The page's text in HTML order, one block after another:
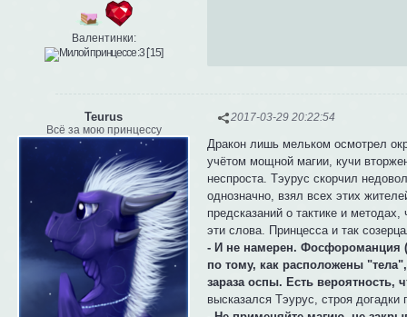
Валентинки:
2017-03-29 20:22:54
Teurus
Всё за мою принцессу
Дракон лишь мельком осмотрел
учётом мощной магии, кучи
неспроста. Тэурус скорчил
однозначно, взял всех этих
предсказаний о тактике и
эти слова. Принцесса и так
- И не намерен. Фосфороманция
по тому, как расположены
зараза оспы. Есть вероятность,
высказался Тэурус, строя